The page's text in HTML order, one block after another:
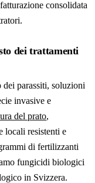
consolidata
dei trattamenti
parassiti, soluzioni
invasive e
del prato,
locali resistenti e
di fertilizzanti
fungicidi biologici
in Svizzera.